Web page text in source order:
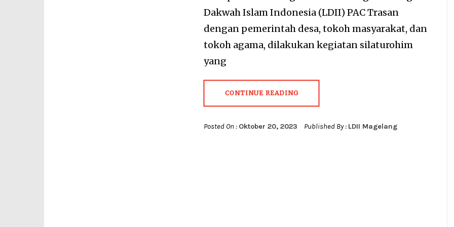
Dakwah Islam Indonesia (LDII) PAC Trasan
dengan pemerintah desa, tokoh masyarakat, dan
tokoh agama, dilakukan kegiatan silaturohim
yang
CONTINUE READING
Posted On : Oktober 20, 2023 Published By : LDII Magelang